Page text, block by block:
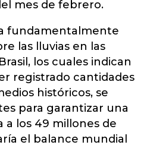
mes de febrero.
fundamentalmente
las lluvias en las
los cuales indican
registrado cantidades
históricos, se
para garantizar una
los 49 millones de
el balance mundial